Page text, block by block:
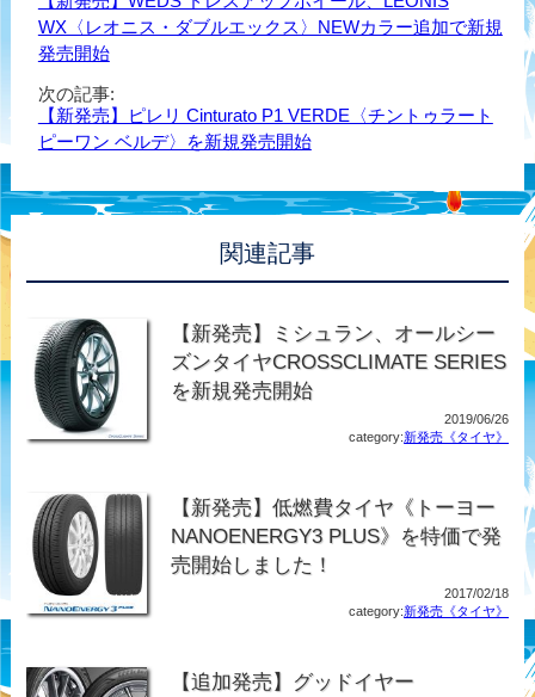
WX〈レオニス・ダブルエックス〉NEWカラー追加で新規
発売開始
次の記事:
【新発売】ピレリ Cinturato P1 VERDE〈チントゥラート
ピーワン ベルデ〉を新規発売開始
関連記事
【新発売】ミシュラン、オールシー
ズンタイヤCROSSCLIMATE SERIES
を新規発売開始
2019/06/26
category:新発売《タイヤ》
【新発売】低燃費タイヤ《トーヨー
NANOENERGY3 PLUS》を特価で発
売開始しました！
2017/02/18
category:新発売《タイヤ》
【追加発売】グッドイヤー